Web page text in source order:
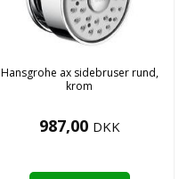
Hansgrohe ax sidebruser rund,
krom
987,00 DKK